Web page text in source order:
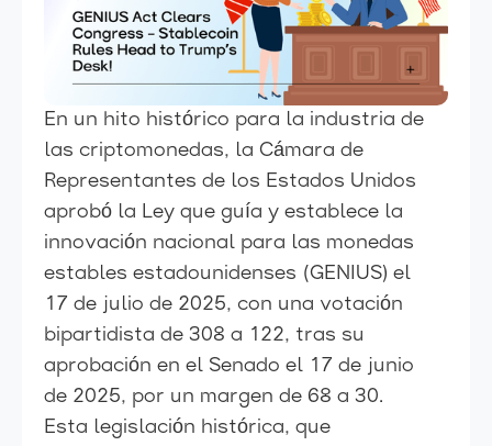
En un hito histórico para la industria de
las criptomonedas, la Cámara de
Representantes de los Estados Unidos
aprobó la Ley que guía y establece la
innovación nacional para las monedas
estables estadounidenses (GENIUS) el
17 de julio de 2025, con una votación
bipartidista de 308 a 122, tras su
aprobación en el Senado el 17 de junio
de 2025, por un margen de 68 a 30.
Esta legislación histórica, que